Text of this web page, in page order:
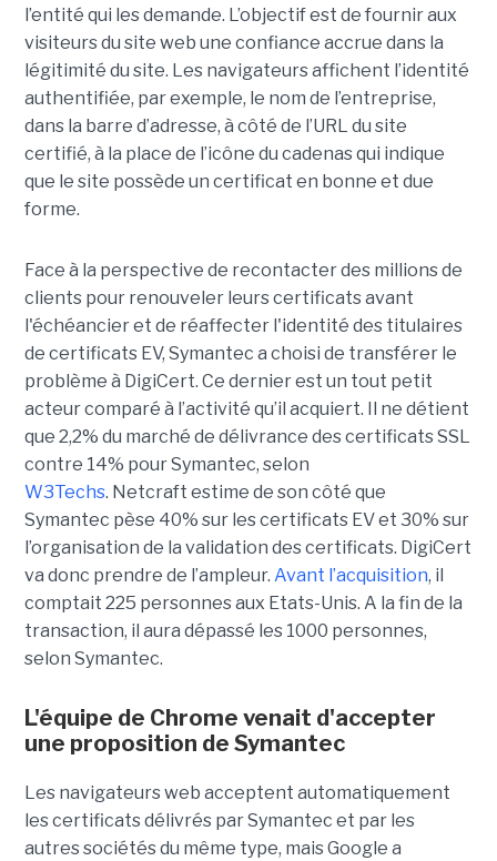
l’entité qui les demande. L’objectif est de fournir aux
visiteurs du site web une confiance accrue dans la
légitimité du site. Les navigateurs affichent l’identité
authentifiée, par exemple, le nom de l’entreprise,
dans la barre d’adresse, à côté de l’URL du site
certifié, à la place de l’icône du cadenas qui indique
que le site possède un certificat en bonne et due
forme.
Face à la perspective de recontacter des millions de
clients pour renouveler leurs certificats avant
l'échéancier et de réaffecter l'identité des titulaires
de certificats EV, Symantec a choisi de transférer le
problème à DigiCert. Ce dernier est un tout petit
acteur comparé à l’activité qu’il acquiert. Il ne détient
que 2,2% du marché de délivrance des certificats SSL
contre 14% pour Symantec, selon
W3Techs. Netcraft estime de son côté que
Symantec pèse 40% sur les certificats EV et 30% sur
l’organisation de la validation des certificats. DigiCert
va donc prendre de l’ampleur. Avant l’acquisition, il
comptait 225 personnes aux Etats-Unis. A la fin de la
transaction, il aura dépassé les 1000 personnes,
selon Symantec.
L'équipe de Chrome venait d'accepter
une proposition de Symantec
Les navigateurs web acceptent automatiquement
les certificats délivrés par Symantec et par les
autres sociétés du même type, mais Google a